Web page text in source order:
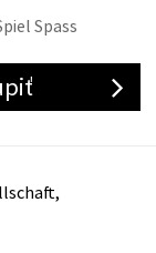
Spass